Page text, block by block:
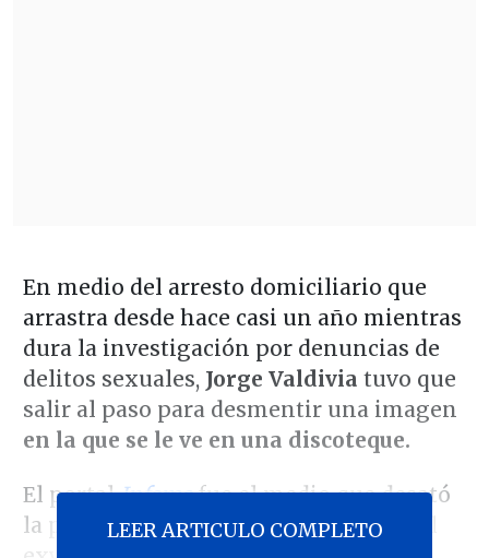
En medio del arresto domiciliario que
arrastra desde hace casi un año mientras
dura la investigación por denuncias de
delitos sexuales, Jorge Valdivia tuvo que
salir al paso para desmentir una imagen
en la que se le ve en una discoteque.
El portalInfama fue el medio que desató
la polémica al compartir la imagen del
LEER ARTICULO COMPLETO